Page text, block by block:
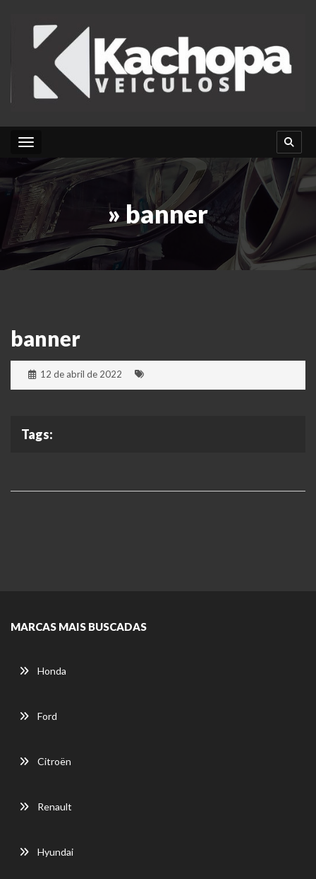
Toggle navigation
» banner
banner
12 de abril de 2022
Tags:
MARCAS MAIS BUSCADAS
Honda
Ford
Citroën
Renault
Hyundai